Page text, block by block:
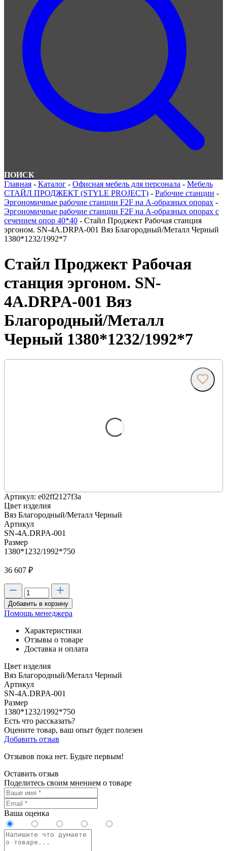
ПОИСК
Главная - Каталог - Офисная мебель для персонала - Мебель
СТАЙЛ ПРОДЖЕКТ (STYLE PROJECT) - Рабочие станции -
Эргономичные рабочие станции F2F на А-образных опорах -
Эргономичные рабочие станции F2F на А-образных опорах с
сечением опор 40*40 - Стайл Проджект Рабочая станция
эргоном. SN-4A.DRPA-001 Вяз Благородный/Металл Черный
1380*1232/1992*7
Стайл Проджект Рабочая
станция эргоном. SN-
4A.DRPA-001 Вяз
Благородный/Металл
Черный 1380*1232/1992*7
Артикул: e02ff2127f3a
Цвет изделия
Вяз Благородный/Металл Черный
Артикул
SN-4A.DRPA-001
Размер
1380*1232/1992*750
36 607 ₽
Добавить в корзину
Помощь менеджера
Характеристики
Отзывы о товаре
Доставка и оплата
Цвет изделия
Вяз Благородный/Металл Черный
Артикул
SN-4A.DRPA-001
Размер
1380*1232/1992*750
Есть что рассказать?
Оцените товар, ваш опыт будет полезен
Добавить отзыв
Отзывов пока нет. Будьте первым!
Оставить отзыв
Поделитесь своим мнением о товаре
Ваша оценка